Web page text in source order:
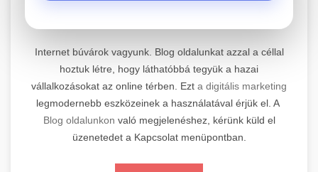
+
Professzionális elektromos roller javítási és
karbantartási szolgáltatások. Szakértő
technikusaink minőségi szervízt nyújtanak
minden jelentős márkához és modellhez.
Szervizközpont Látogatása
📊 2. Online Marketing
Ügynökség
+
Átfogó online marketing szolgáltatások,
beleértve a SEO-t, közösségi média kezelést és
Internet búvárok vagyunk. Blog oldalunkat azzal a céllal
hoztuk létre, hogy láthatóbbá tegyük a hazai
vállalkozásokat az online térben. Ezt a digitális marketing
legmodernebb eszközeinek a használatával érjük el. A
Blog oldalunkon való megjelenéshez, kérünk küld el
üzenetedet a Kapcsolat menüpontban.